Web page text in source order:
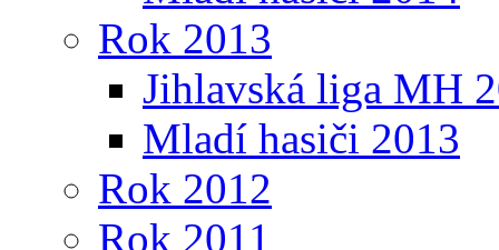
Rok 2013
Jihlavská liga MH
Mladí hasiči 2013
Rok 2012
Rok 2011